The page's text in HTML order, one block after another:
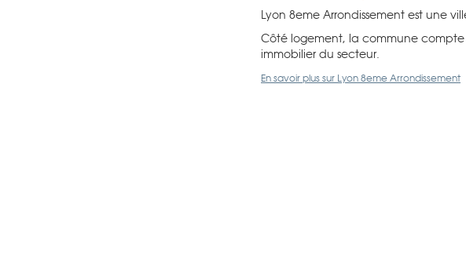
Lyon 8eme Arrondissement est une
Côté logement, la commune compte
immobilier du secteur.
En savoir plus sur Lyon 8eme Arrondissement